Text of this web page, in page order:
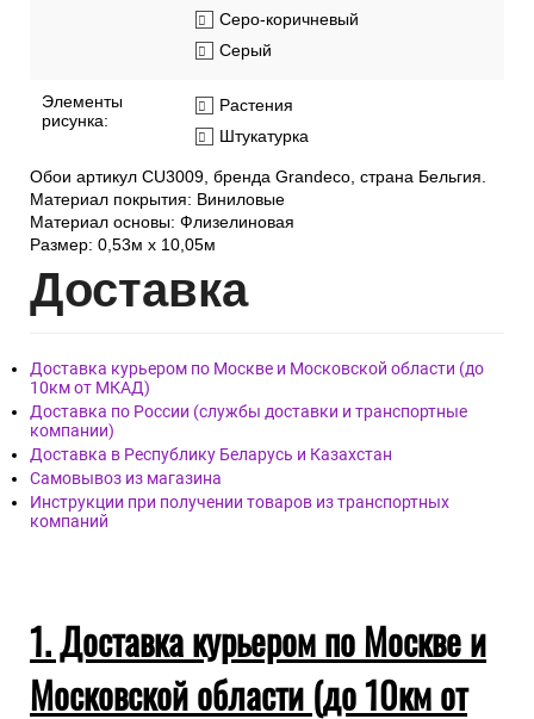
Серо-коричневый
Серый
Элементы
рисунка:
Растения
Штукатурка
Обои артикул CU3009, бренда Grandeco, страна Бельгия.
Материал покрытия: Виниловые
Материал основы: Флизелиновая
Размер: 0,53м x 10,05м
Доставка
Доставка курьером по Москве и Московской области (до
10км от МКАД)
Доставка по России (службы доставки и транспортные
компании)
Доставка в Республику Беларусь и Казахстан
Самовывоз из магазина
Инструкции при получении товаров из транспортных
компаний
1. Доставка курьером по Москве и
Московской области (до 10км от